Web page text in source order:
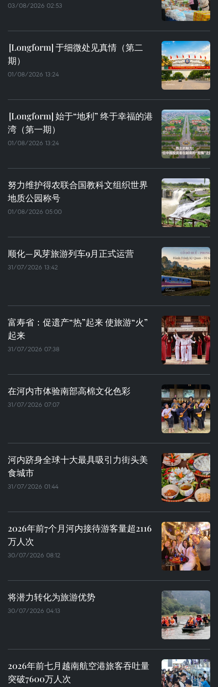
03/08/2026 02:53
于细微处见真情（第二
期）
01/08/2026 13:24
始于“地利” 终于幸福的港
湾（第一期）
01/08/2026 13:24
努力维护得农联合国教科文组织世界
地质公园称号
01/08/2026 05:00
顺化—风芽旅游列车9月正式运营
31/07/2026 13:42
富寿省：促遗产“热”起来 使旅游“火”
起来
31/07/2026 07:38
在河内市体验南部高棉文化色彩
31/07/2026 07:07
河内跻身全球十大最具吸引力街头美
食城市
31/07/2026 01:44
2026年前7个月河内接待游客量超2116
万人次
30/07/2026 08:12
将潜力转化为旅游优势
30/07/2026 04:13
2026年前七月越南航空港旅客吞吐量
突破7600万人次